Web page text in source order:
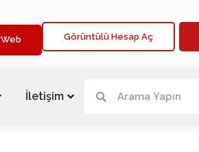
Görüntülü Hesap Aç
İletişim